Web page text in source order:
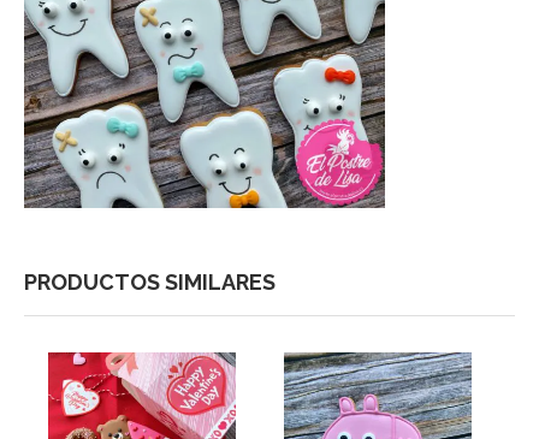
PRODUCTOS SIMILARES